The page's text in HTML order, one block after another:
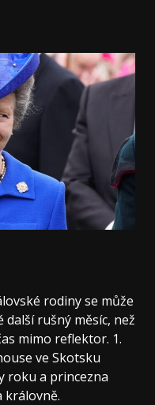
rodiny se může
další rušný měsíc, než
mimo reflektor. 1.
ve Skotsku
roku a princezna
královně.